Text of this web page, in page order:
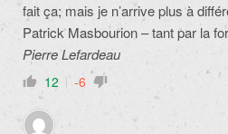
fait ça; mais je n’arrive plus à
Patrick Masbourion – tant par la
Pierre Lefardeau
12 -6